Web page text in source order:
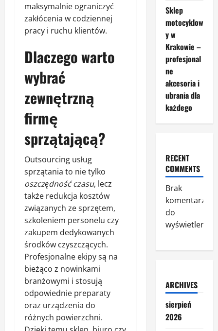
maksymalnie ograniczyć
zakłócenia w codziennej
pracy i ruchu klientów.
Dlaczego warto
wybrać
zewnętrzną
firmę
sprzątającą?
Outsourcing usług
sprzątania to nie tylko
oszczędność czasu, lecz
także redukcja kosztów
związanych ze sprzętem,
szkoleniem personelu czy
zakupem dedykowanych
środków czyszczących.
Profesjonalne ekipy są na
bieżąco z nowinkami
branżowymi i stosują
odpowiednie preparaty
oraz urządzenia do
różnych powierzchni.
Sklep
motocyklow
y w
Krakowie –
profesjonal
ne
akcesoria i
ubrania dla
każdego
RECENT
COMMENTS
Brak
komentarzy
do
wyświetlenia.
ARCHIVES
sierpień
2026